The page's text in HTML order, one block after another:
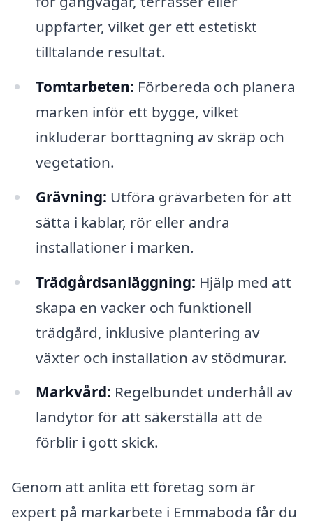
uppfarter, vilket ger ett estetiskt
tilltalande resultat.
Tomtarbeten: Förbereda och planera
marken inför ett bygge, vilket
inkluderar borttagning av skräp och
vegetation.
Grävning: Utföra grävarbeten för att
sätta i kablar, rör eller andra
installationer i marken.
Trädgårdsanläggning: Hjälp med att
skapa en vacker och funktionell
trädgård, inklusive plantering av
växter och installation av stödmurar.
Markvård: Regelbundet underhåll av
landytor för att säkerställa att de
förblir i gott skick.
Genom att anlita ett företag som är
expert på markarbete i Emmaboda får du